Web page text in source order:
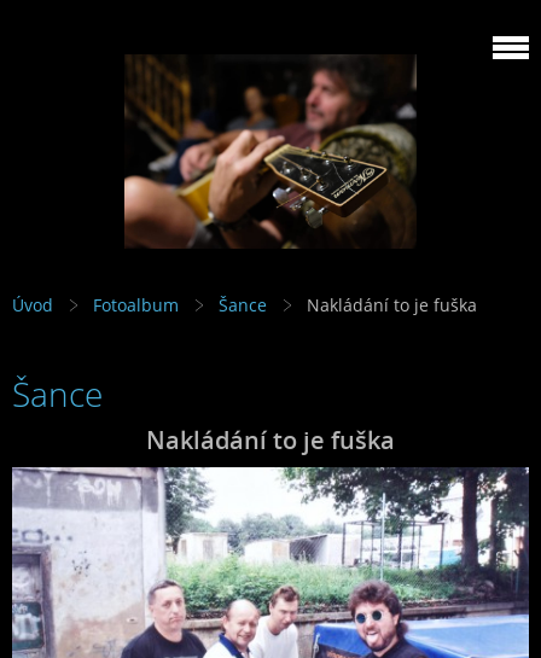
Úvod Fotoalbum Šance Nakládání to je fuška
Šance
Nakládání to je fuška